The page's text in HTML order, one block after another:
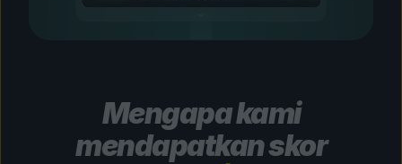
Mengapa kami
mendapatkan skor